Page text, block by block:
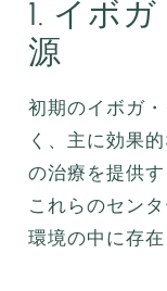
1. イボ
源
初期のイボガ
く、主に効果
の治療を提供
これらのセン
環境の中に存在